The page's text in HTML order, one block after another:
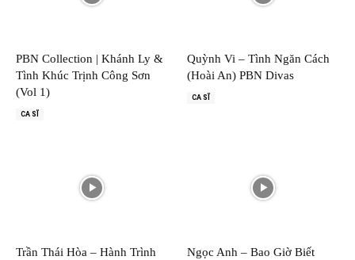
PBN Collection | Khánh Ly &
Tình Khúc Trịnh Công Sơn
(Vol 1)
CA SĨ
Quỳnh Vi – Tình Ngăn Cách
(Hoài An) PBN Divas
CA SĨ
Trần Thái Hòa – Hành Trình
Ngọc Anh – Bao Giờ Biết